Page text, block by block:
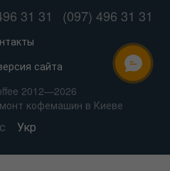
31 31 (097) 496 31 31
сайта
2012—2026
кофемашин в Киеве
Укр
ОНЛАЙН ЧАТ